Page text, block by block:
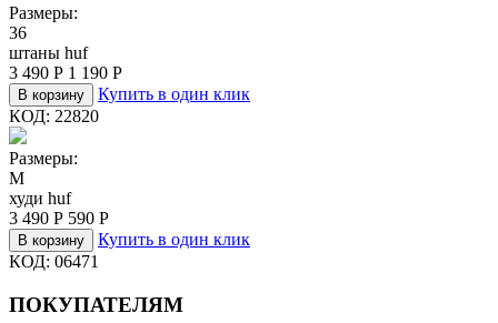
Размеры:
36
штаны huf
3 490 Р 1 190 Р
В корзину
Купить в один клик
КОД: 22820
Размеры:
M
худи huf
3 490 Р 590 Р
В корзину
Купить в один клик
КОД: 06471
ПОКУПАТЕЛЯМ